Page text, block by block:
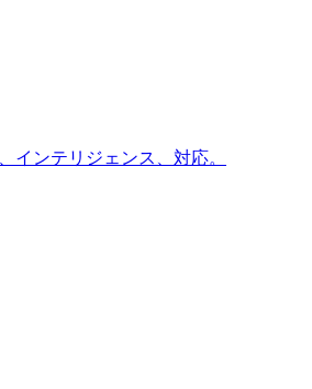
インテリジェンス、対応。